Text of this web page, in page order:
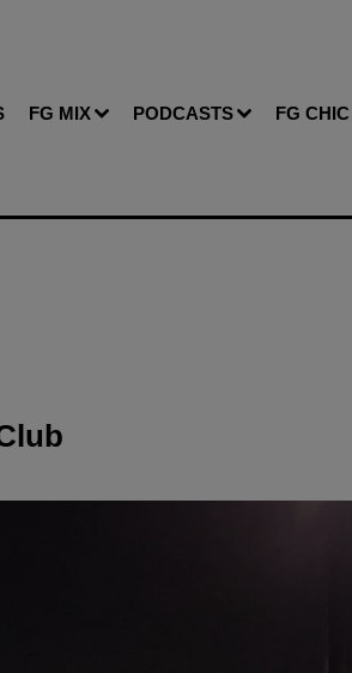
FG MIX PODCASTS FG CHIC